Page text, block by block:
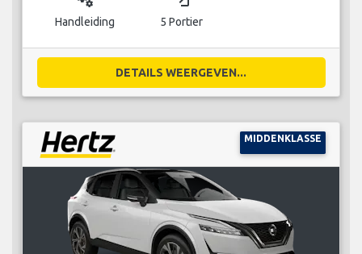
Handleiding 5 Portier
DETAILS WEERGEVEN...
MIDDENKLASSE